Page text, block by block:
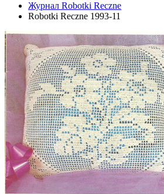
Журнал Robotki Reczne
Robotki Reczne 1993-11